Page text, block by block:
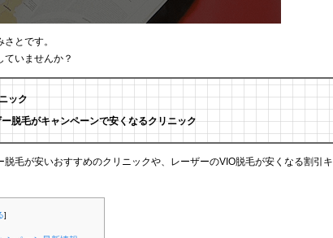
とです。
ていませんか？
ック
脱毛がキャンペーンで安くなるクリニック
毛が安いおすすめのクリニックや、レーザーのVIO脱毛が安くなる割引キ
]